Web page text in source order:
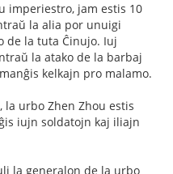
imperiestro, jam estis 10
la alia por unuigi
de la tuta Ĉinujo. Iuj
la atako de la barbaj
kelkajn pro malamo.
la urbo Zhen Zhou estis
iujn soldatojn kaj iliajn
la generalon de la urbo